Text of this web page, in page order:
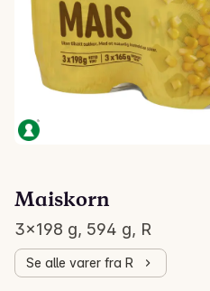
Maiskorn
3x198 g, 594 g, R
Se alle varer fra R